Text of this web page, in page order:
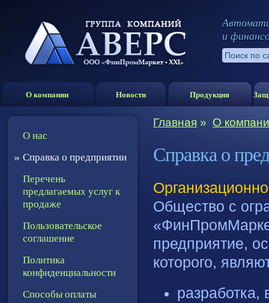
и
О компании Новости Продукция
Главная » О
Справка о
Общество с
предприятие,
которого,
разработка,
О нас
» Справка о предприятии
Перечень
предлагаемых услуг к
продаже
Пользовательское
соглашение
Политика
конфиденциальности
Способы оплаты